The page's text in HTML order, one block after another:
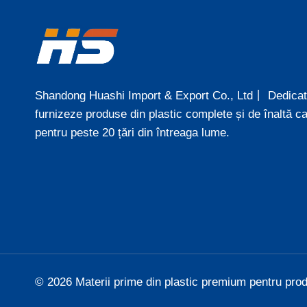
Shandong Huashi Import & Export Co., Ltd丨
furnizeze produse din plastic complete și de înaltă
pentru peste 20 țări din întreaga lume.
© 2026 Materii prime din plastic premium pentru